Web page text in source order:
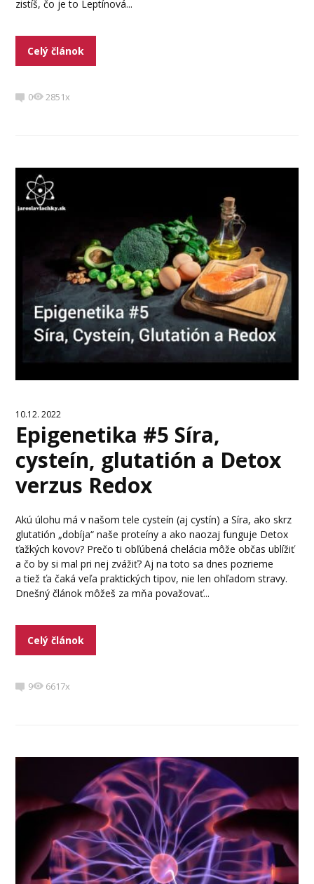
zistíš, čo je to Leptínová...
Celý článok
0 2851x
10.12. 2022
Epigenetika #5 Síra,
cysteín, glutatión a Detox
verzus Redox
Akú úlohu má v našom tele cysteín (aj cystín) a Síra, ako skrz
glutatión „dobíja“ naše proteíny a ako naozaj funguje Detox
ťažkých kovov? Prečo ti obľúbená chelácia môže občas ublížiť
a čo by si mal pri nej zvážiť? Aj na toto sa dnes pozrieme
a tiež ťa čaká veľa praktických tipov, nie len ohľadom stravy.
Dnešný článok môžeš za mňa považovať...
Celý článok
9 6617x